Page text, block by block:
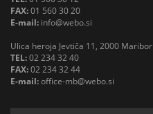
FAX:01 560 30 20
E-mail: info@webo.si
Ulica heroja Jevtiča 11, 2000 Maribor
TEL:02 234 32 40
FAX:02 234 32 44
E-mail:office-mb@webo.si